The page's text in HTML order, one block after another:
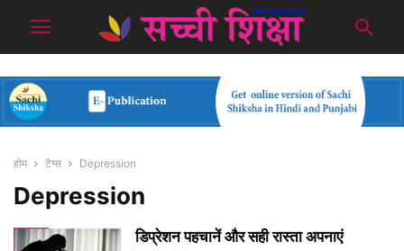
होम टैग्स Depression
Depression
डिप्रेशन पहचानें और सही रास्ता अपनाएं